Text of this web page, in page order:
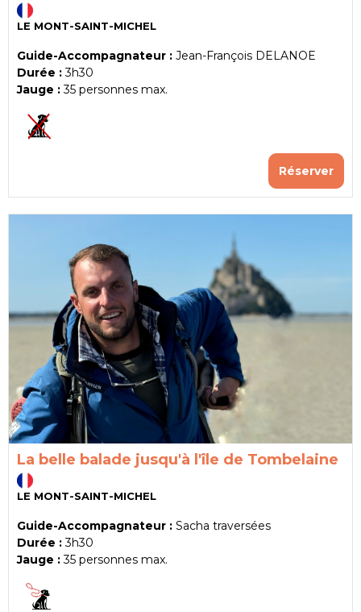
LE MONT-SAINT-MICHEL
Guide-Accompagnateur : Jean-François DELANOE
Durée : 3h30
Jauge : 35 personnes max.
Réserver
La belle balade jusqu'à l'île de Tombelaine
LE MONT-SAINT-MICHEL
Guide-Accompagnateur : Sacha traversées
Durée : 3h30
Jauge : 35 personnes max.